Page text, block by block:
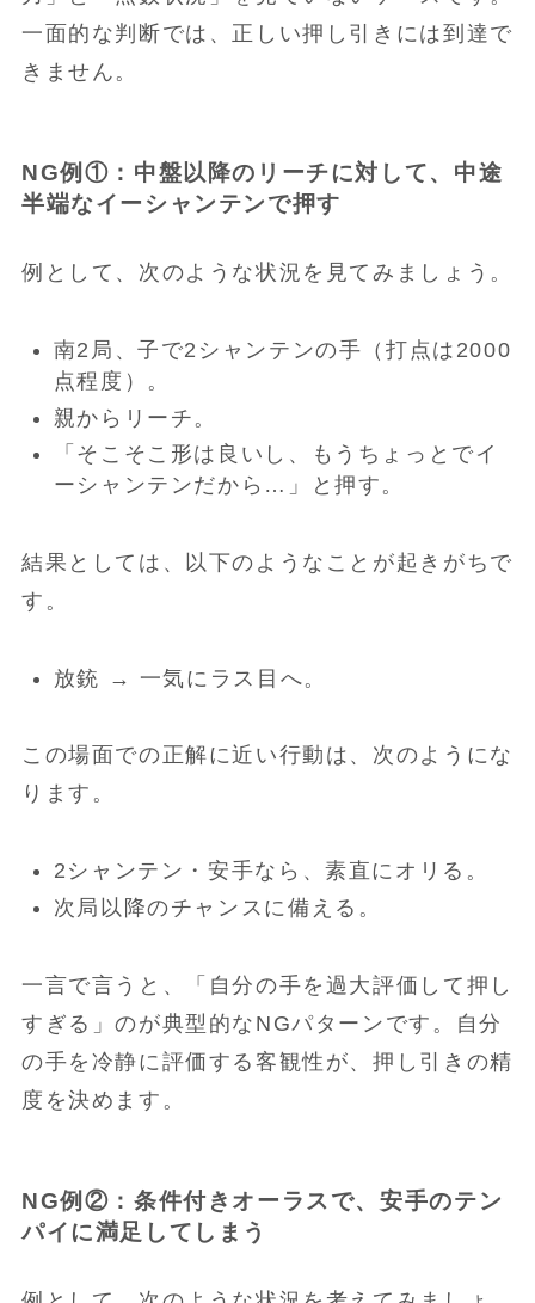
一面的な判断では、正しい押し引きには到達で
きません。
NG例①：中盤以降のリーチに対して、中途
半端なイーシャンテンで押す
例として、次のような状況を見てみましょう。
南2局、子で2シャンテンの手（打点は2000
点程度）。
親からリーチ。
「そこそこ形は良いし、もうちょっとでイ
ーシャンテンだから…」と押す。
結果としては、以下のようなことが起きがちで
す。
放銃 → 一気にラス目へ。
この場面での正解に近い行動は、次のようにな
ります。
2シャンテン・安手なら、素直にオリる。
次局以降のチャンスに備える。
一言で言うと、「自分の手を過大評価して押し
すぎる」のが典型的なNGパターンです。自分
の手を冷静に評価する客観性が、押し引きの精
度を決めます。
NG例②：条件付きオーラスで、安手のテン
パイに満足してしまう